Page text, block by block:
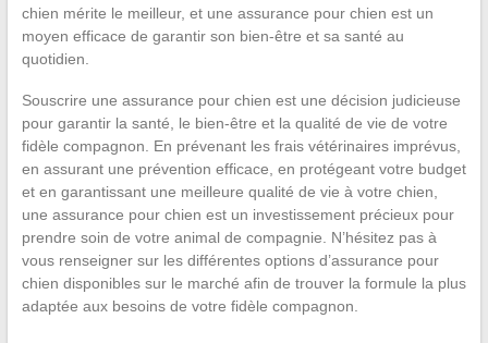
chien mérite le meilleur, et une assurance pour chien est un
moyen efficace de garantir son bien-être et sa santé au
quotidien.
Souscrire une assurance pour chien est une décision judicieuse
pour garantir la santé, le bien-être et la qualité de vie de votre
fidèle compagnon. En prévenant les frais vétérinaires imprévus,
en assurant une prévention efficace, en protégeant votre budget
et en garantissant une meilleure qualité de vie à votre chien,
une assurance pour chien est un investissement précieux pour
prendre soin de votre animal de compagnie. N’hésitez pas à
vous renseigner sur les différentes options d’assurance pour
chien disponibles sur le marché afin de trouver la formule la plus
adaptée aux besoins de votre fidèle compagnon.